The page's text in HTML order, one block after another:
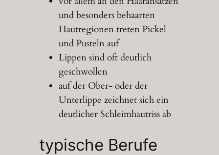
und besonders behaarten
Hautregionen treten Pickel
und Pusteln auf
Lippen sind oft deutlich
geschwollen
auf der Ober- oder der
Unterlippe zeichnet sich ein
deutlicher Schleimhautriss ab
typische Berufe